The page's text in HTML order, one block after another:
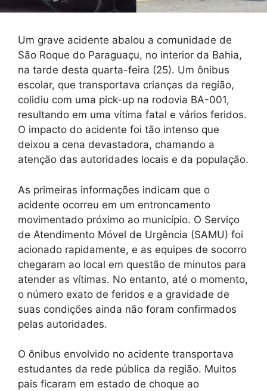
Um grave acidente abalou a comunidade de
São Roque do Paraguaçu, no interior da Bahia,
na tarde desta quarta-feira (25). Um ônibus
escolar, que transportava crianças da região,
colidiu com uma pick-up na rodovia BA-001,
resultando em uma vítima fatal e vários feridos.
O impacto do acidente foi tão intenso que
deixou a cena devastadora, chamando a
atenção das autoridades locais e da população.
As primeiras informações indicam que o
acidente ocorreu em um entroncamento
movimentado próximo ao município. O Serviço
de Atendimento Móvel de Urgência (SAMU) foi
acionado rapidamente, e as equipes de socorro
chegaram ao local em questão de minutos para
atender as vítimas. No entanto, até o momento,
o número exato de feridos e a gravidade de
suas condições ainda não foram confirmados
pelas autoridades.
O ônibus envolvido no acidente transportava
estudantes da rede pública da região. Muitos
pais ficaram em estado de choque ao